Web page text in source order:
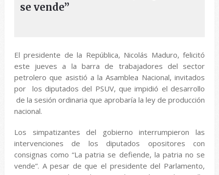
se vende”
El presidente de la República, Nicolás Maduro, felicitó
este jueves a la barra de trabajadores del sector
petrolero que asistió a la Asamblea Nacional, invitados
por los diputados del PSUV, que impidió el desarrollo
de la sesión ordinaria que aprobaría la ley de producción
nacional.
Los simpatizantes del gobierno interrumpieron las
intervenciones de los diputados opositores con
consignas como “La patria se defiende, la patria no se
vende”. A pesar de que el presidente del Parlamento,